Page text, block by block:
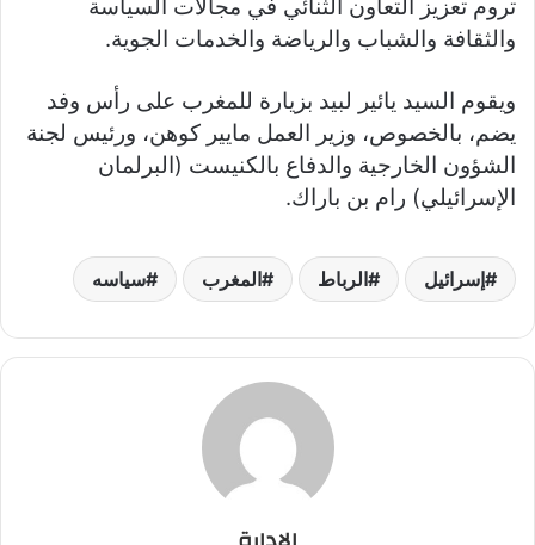
تروم تعزيز التعاون الثنائي في مجالات السياسة
والثقافة والشباب والرياضة والخدمات الجوية.
ويقوم السيد يائير لبيد بزيارة للمغرب على رأس وفد
يضم، بالخصوص، وزير العمل مايير كوهن، ورئيس لجنة
الشؤون الخارجية والدفاع بالكنيست (البرلمان
الإسرائيلي) رام بن باراك.
إسرائيل الرباط المغرب سياسه